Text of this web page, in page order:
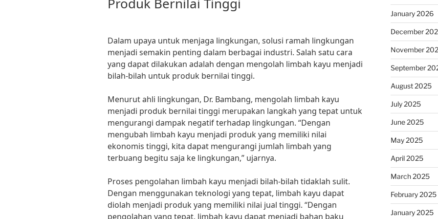
Dalam upaya untuk menjaga lingkungan, solusi ramah lingkungan
menjadi semakin penting dalam berbagai industri. Salah satu cara
yang dapat dilakukan adalah dengan mengolah limbah kayu menjadi
bilah-bilah untuk produk bernilai tinggi.
Menurut ahli lingkungan, Dr. Bambang, mengolah limbah kayu
menjadi produk bernilai tinggi merupakan langkah yang tepat untuk
mengurangi dampak negatif terhadap lingkungan. “Dengan
mengubah limbah kayu menjadi produk yang memiliki nilai
ekonomis tinggi, kita dapat mengurangi jumlah limbah yang
terbuang begitu saja ke lingkungan,” ujarnya.
Proses pengolahan limbah kayu menjadi bilah-bilah tidaklah sulit.
Dengan menggunakan teknologi yang tepat, limbah kayu dapat
diolah menjadi produk yang memiliki nilai jual tinggi. “Dengan
pengolahan yang tepat, limbah kayu dapat menjadi bahan baku
January 2026
December
November
September
August 2025
July 2025
June 2025
May 2025
April 2025
March 2025
February 2025
January 2025